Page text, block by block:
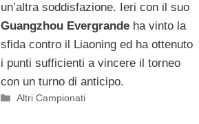
un’altra soddisfazione. Ieri con il suo
Guangzhou Evergrandeha vinto la
sfida contro il Liaoning ed ha ottenuto
i punti sufficienti a vincere il torneo
con un turno di anticipo.
Categorie
Altri Campionati